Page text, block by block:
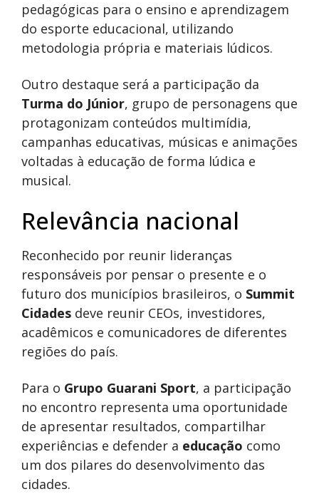
pedagógicas para o ensino e aprendizagem
do esporte educacional, utilizando
metodologia própria e materiais lúdicos.
Outro destaque será a participação da
Turma do Júnior, grupo de personagens que
protagonizam conteúdos multimídia,
campanhas educativas, músicas e animações
voltadas à educação de forma lúdica e
musical.
Relevância nacional
Reconhecido por reunir lideranças
responsáveis por pensar o presente e o
futuro dos municípios brasileiros, o Summit
Cidades deve reunir CEOs, investidores,
acadêmicos e comunicadores de diferentes
regiões do país.
Para o Grupo Guarani Sport, a participação
no encontro representa uma oportunidade
de apresentar resultados, compartilhar
experiências e defender a educação como
um dos pilares do desenvolvimento das
cidades.